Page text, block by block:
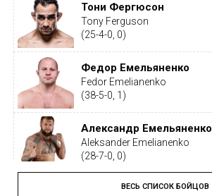
Тони Фергюсон
Tony Ferguson
(25-4-0, 0)
Федор Емельяненко
Fedor Emelianenko
(38-5-0, 1)
Александр Емельяненко
Aleksander Emelianenko
(28-7-0, 0)
Тайрон ВудлиВЕСЬ СПИСОК БОЙЦОВ